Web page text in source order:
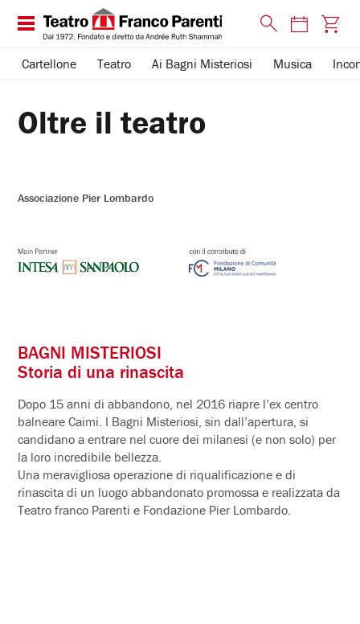
Cartellone Teatro Ai Bagni Misteriosi Musica
Oltre il teatro
Associazione Pier Lombardo
BAGNI MISTERIOSI
Storia di una rinascita
Dopo 15 anni di abbandono, nel 2016 riapre l’ex centro
balneare Caimi. I Bagni Misteriosi, sin dall’apertura, si
candidano a entrare nel cuore dei milanesi (e non solo) per
la loro incredibile bellezza.
Una meravigliosa operazione di riqualificazione e di
rinascita di un luogo abbandonato promossa e realizzata da
Teatro franco Parenti e Fondazione Pier Lombardo.